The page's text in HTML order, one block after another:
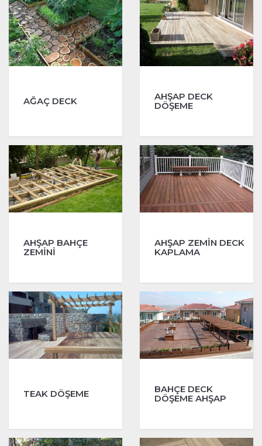
AĞAÇ DECK
AHŞAP DECK
DÖŞEME
AHŞAP BAHÇE
ZEMİNİ
AHŞAP ZEMİN DECK
KAPLAMA
TEAK DÖŞEME
BAHÇE DECK
DÖŞEME AHŞAP